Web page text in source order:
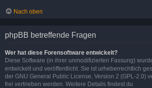
Nach oben
phpBB betreffende Fragen
Wer hat diese Forensoftware entwickelt?
Diese Software (in ihrer unmodifizierten Fassung)
entwickelt und veröffentlicht. Sie ist urheberrechtlich
der GNU General Public License, Version 2 (GPL-2.0)
frei vertrieben werden. Weitere Details findest du